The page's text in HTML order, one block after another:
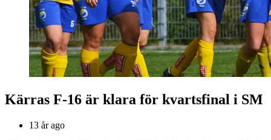
Kärras F-16 är klara för kvartsfinal i SM
13 år ago